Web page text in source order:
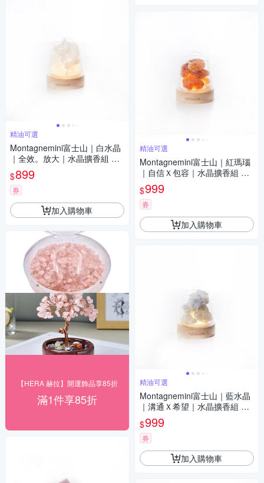
精油可選
Montagnemini富士山｜白水晶
｜全效。放大｜水晶擴香組 精
油可選
$899
券
加入購物車
【HERA 赫拉】開運飾品享85折
滿1件享85折
精油可選
Montagnemini富士山｜紅瑪瑙
｜自信Ｘ包容｜水晶擴香組 精
油可選
$999
券
加入購物車
精油可選
Montagnemini富士山｜藍水晶
｜溝通Ｘ希望｜水晶擴香組 精
油可選
$999
券
加入購物車